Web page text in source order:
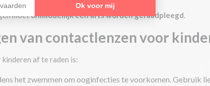
moetonmiddellijk een arts worden geraadpleegd.
van contactlenzen voor
af te raden is:
het zwemmen om ooginfecties te voorkomen. Gebruik
Ok voor mij